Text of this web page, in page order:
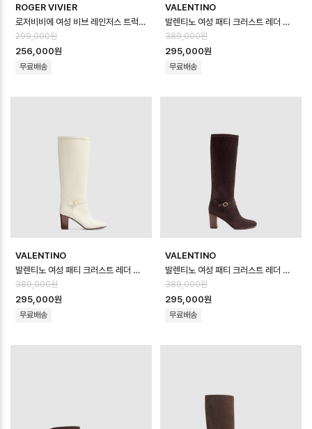
ROGER VIVIER
로저비비에 여성 비브 레인저스 트럭 부티 - Roger Vivier Womens Viv R…
299,000원
256,000원
무료배송
VALENTINO
발렌티노 여성 패티 크러스트 레더 부츠 - Valentino Womens Patty Cru…
389,000원
295,000원
무료배송
VALENTINO
발렌티노 여성 패티 크러스트 레더 부츠 - Valentino Womens Patty Cru…
389,000원
295,000원
무료배송
VALENTINO
발렌티노 여성 패티 크러스트 레더 부츠 - Valentino Womens Patty Cru…
389,000원
295,000원
무료배송